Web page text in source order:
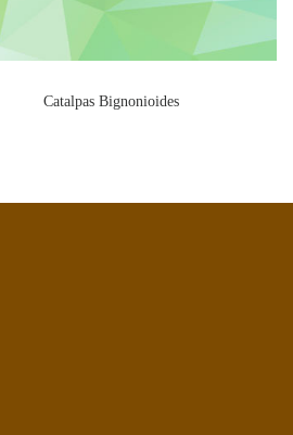
Catalpas Bignonioides